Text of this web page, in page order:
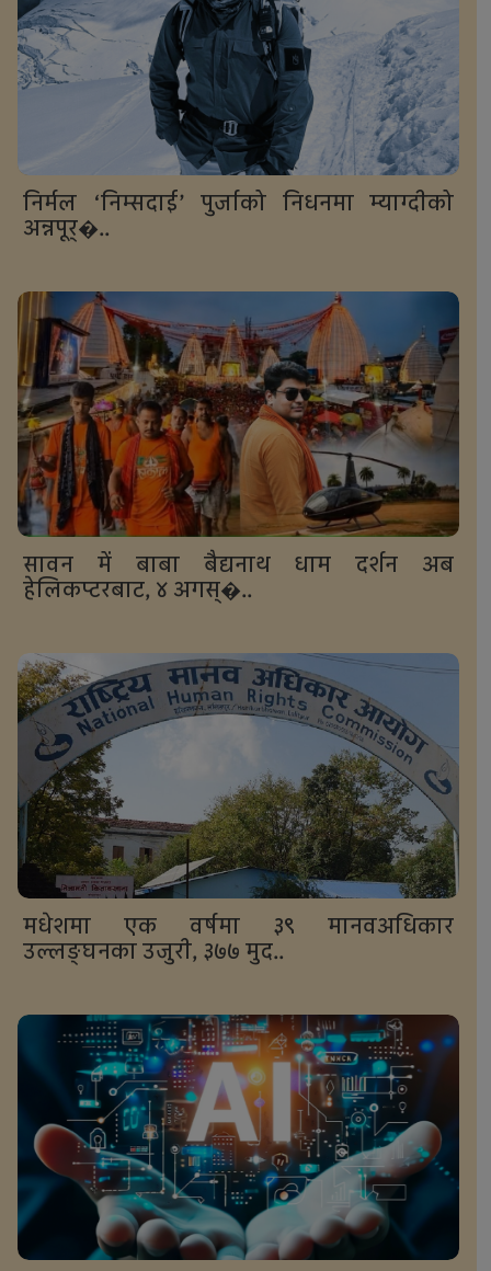
निर्मल ‘निम्सदाई’ पुर्जाको निधनमा म्याग्दीको
अन्नपूर्�..
सावन में बाबा बैद्यनाथ धाम दर्शन अब
हेलिकप्टरबाट, ४ अगस्�..
मधेशमा एक वर्षमा ३९ मानवअधिकार
उल्लङ्घनका उजुरी, ३७७ मुद..